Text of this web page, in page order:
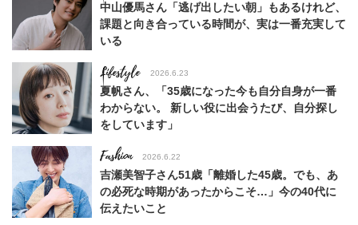
中山優馬さん「逃げ出したい朝」もあるけれど、
課題と向き合っている時間が、実は一番充実して
いる
Lifestyle 2026.6.23
夏帆さん、「35歳になった今も自分自身が一番
わからない。 新しい役に出会うたび、自分探し
をしています」
Fashion 2026.6.22
吉瀬美智子さん51歳「離婚した45歳。でも、あ
の必死な時期があったからこそ…」今の40代に
伝えたいこと